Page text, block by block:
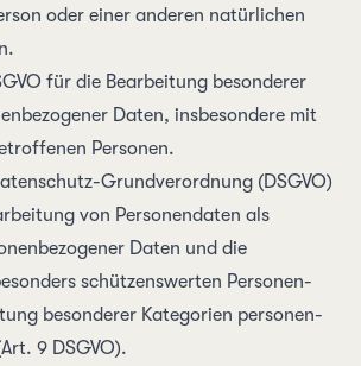
oder einer anderen natürlichen
für die Bear­beitung besonderer
Daten, ins­besondere mit
Personen.
Grund­verordnung (DSGVO)
von Personen­daten als
Daten und die
schützenswerten Personen­
besonderer Kategorien personen­
9 DSGVO).